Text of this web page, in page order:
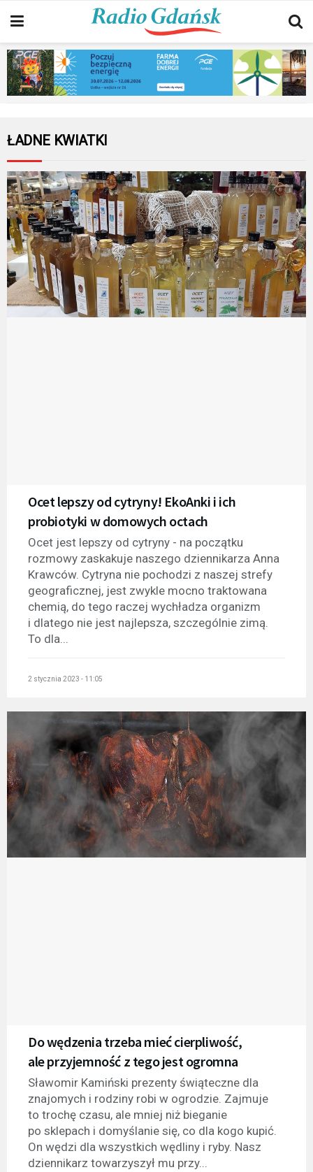
ŁADNE KWIATKI
Ocet lepszy od cytryny! EkoAnki i ich
probiotyki w domowych octach
Ocet jest lepszy od cytryny - na początku
rozmowy zaskakuje naszego dziennikarza Anna
Krawców. Cytryna nie pochodzi z naszej strefy
geograficznej, jest zwykle mocno traktowana
chemią, do tego raczej wychładza organizm
i dlatego nie jest najlepsza, szczególnie zimą.
To dla...
2 stycznia 2023 - 11:05
Do wędzenia trzeba mieć cierpliwość,
ale przyjemność z tego jest ogromna
Sławomir Kamiński prezenty świąteczne dla
znajomych i rodziny robi w ogrodzie. Zajmuje
to trochę czasu, ale mniej niż bieganie
po sklepach i domyślanie się, co dla kogo kupić.
On wędzi dla wszystkich wędliny i ryby. Nasz
dziennikarz towarzyszył mu przy...